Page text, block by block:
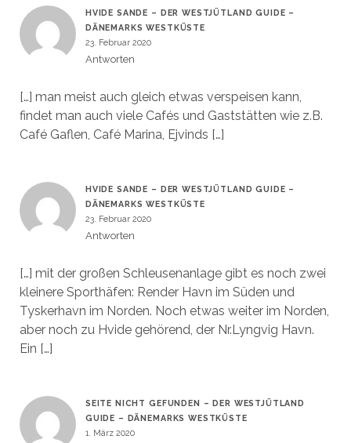
HVIDE SANDE – DER WESTJÜTLAND GUIDE –
DÄNEMARKS WESTKÜSTE
23. Februar 2020
Antworten
[…] man meist auch gleich etwas verspeisen kann,
findet man auch viele Cafés und Gaststätten wie z.B.
Café Gaflen, Café Marina, Ejvinds […]
HVIDE SANDE – DER WESTJÜTLAND GUIDE –
DÄNEMARKS WESTKÜSTE
23. Februar 2020
Antworten
[…] mit der großen Schleusenanlage gibt es noch zwei
kleinere Sporthäfen: Render Havn im Süden und
Tyskerhavn im Norden. Noch etwas weiter im Norden,
aber noch zu Hvide gehörend, der Nr.Lyngvig Havn.
Ein […]
SEITE NICHT GEFUNDEN – DER WESTJÜTLAND
GUIDE – DÄNEMARKS WESTKÜSTE
1. März 2020